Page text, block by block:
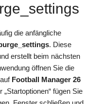
die anfängliche
. Diese
erstellt beim nächsten
öffnen Sie die
Football Manager 26
fügen Sie